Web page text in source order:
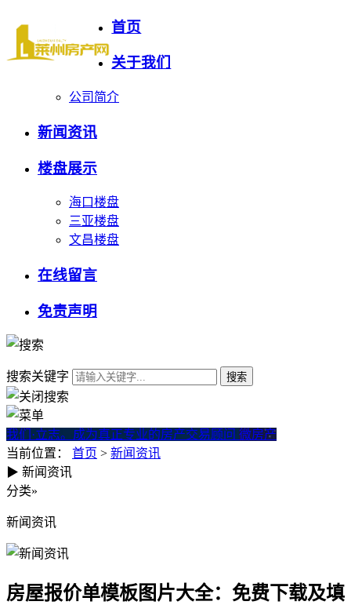
首页
关于我们
公司简介
新闻资讯
楼盘展示
海口楼盘
三亚楼盘
文昌楼盘
在线留言
免责声明
搜索关键字
我们·立志。成为真正专业的房产交易顾问 微房产
当前位置： 首页 > 新闻资讯
房屋报价单模板图片大全：免
▶ 新闻资讯
分类»
新闻资讯
房屋报价单模板图片大全：免费下载及填